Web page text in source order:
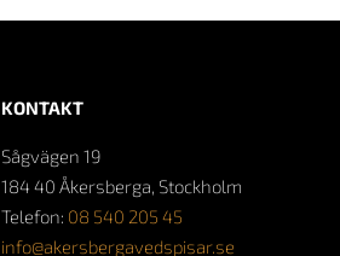
KONTAKT
Sågvägen 19
184 40 Åkersberga, Stockholm
Telefon: 08 540 205 45
info@akersbergavedspisar.se